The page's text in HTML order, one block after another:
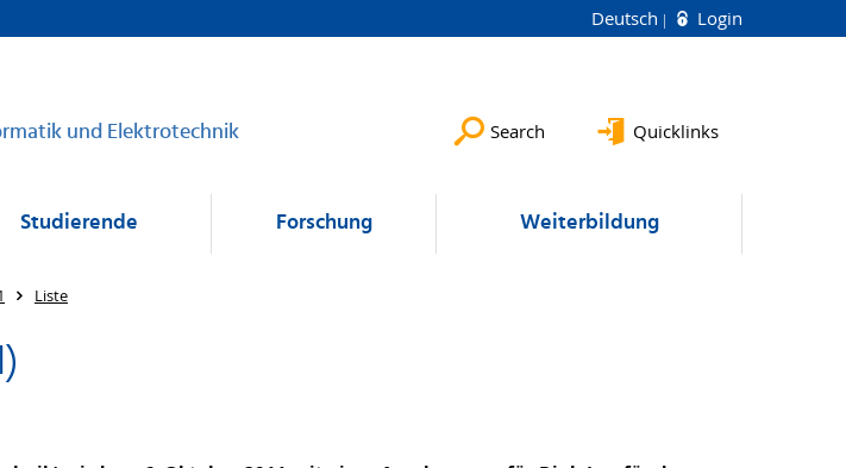
Deutsch Login
und Elektrotechnik Search Quicklinks
Studierende Forschung Weiterbildung
Liste